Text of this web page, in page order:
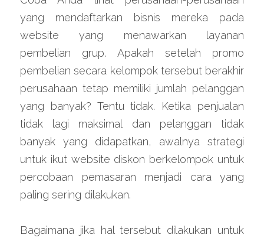
yang mendaftarkan bisnis mereka pada
website yang menawarkan layanan
pembelian grup. Apakah setelah promo
pembelian secara kelompok tersebut berakhir
perusahaan tetap memiliki jumlah pelanggan
yang banyak? Tentu tidak. Ketika penjualan
tidak lagi maksimal dan pelanggan tidak
banyak yang didapatkan, awalnya strategi
untuk ikut website diskon berkelompok untuk
percobaan pemasaran menjadi cara yang
paling sering dilakukan.
Bagaimana jika hal tersebut dilakukan untuk